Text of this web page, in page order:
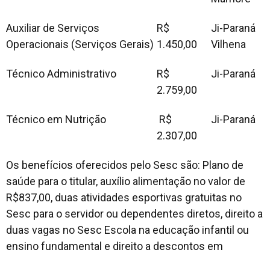
Auxiliar de Serviços
Operacionais (Serviços Gerais)
R$
1.450,00
Ji-Paraná
Vilhena
Técnico Administrativo
R$
2.759,00
Ji-Paraná
Técnico em Nutrição
R$
2.307,00
Ji-Paraná
Os benefícios oferecidos pelo Sesc são: Plano de
saúde para o titular, auxílio alimentação no valor de
R$837,00, duas atividades esportivas gratuitas no
Sesc para o servidor ou dependentes diretos, direito a
duas vagas no Sesc Escola na educação infantil ou
ensino fundamental e direito a descontos em